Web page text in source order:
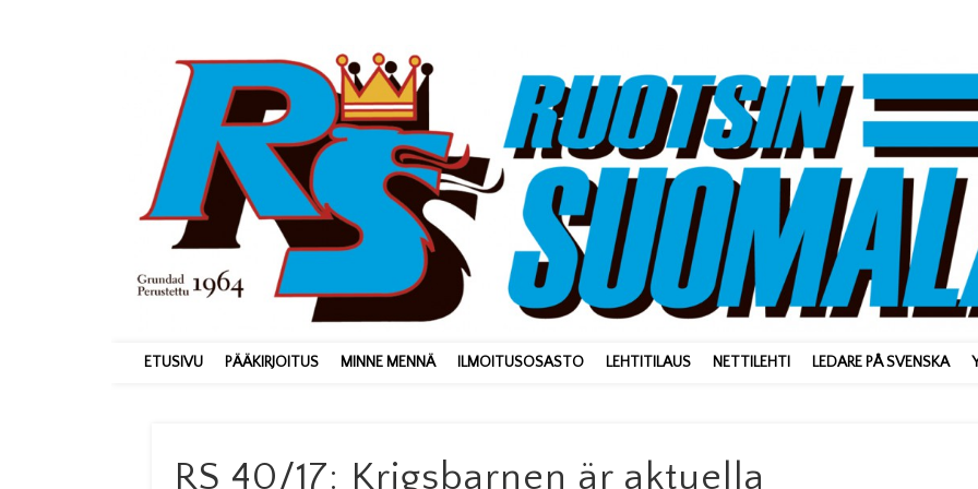
ETUSIVU PÄÄKIRJOITUS MINNE MENNÄ ILMOITUSOSASTO LEHTITILAUS NETTILEHTI LEDARE PÅ SVENSKA
RS 40/17: Krigsbarnen är aktuella